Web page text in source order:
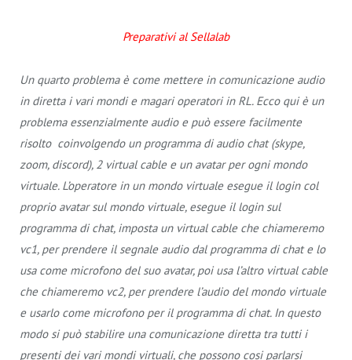
Preparativi al Sellalab
Un quarto problema è come mettere in comunicazione audio
in diretta i vari mondi e magari operatori in RL. Ecco qui è un
problema essenzialmente audio e può essere facilmente
risolto coinvolgendo un programma di audio chat (skype,
zoom, discord), 2 virtual cable e un avatar per ogni mondo
virtuale. L’operatore in un mondo virtuale esegue il login col
proprio avatar sul mondo virtuale, esegue il login sul
programma di chat, imposta un virtual cable che chiameremo
vc1, per prendere il segnale audio dal programma di chat e lo
usa come microfono del suo avatar, poi usa l’altro virtual cable
che chiameremo vc2, per prendere l’audio del mondo virtuale
e usarlo come microfono per il programma di chat. In questo
modo si può stabilire una comunicazione diretta tra tutti i
presenti dei vari mondi virtuali, che possono cosi parlarsi